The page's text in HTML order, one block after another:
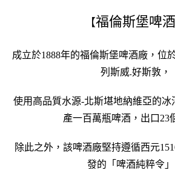
【福倫斯堡啤酒
成立於1888年的福倫斯堡啤酒廠，位
列斯威.好斯敦，
使用高品質水源-北斯堪地納維亞的冰
產一百萬瓶啤酒，出口23
除此之外，該啤酒廠堅持遵循西元
發的「啤酒純粹令」